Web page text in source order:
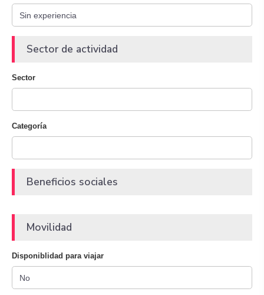
Sector de actividad
Sector
Categoría
Beneficios sociales
Movilidad
Disponiblidad para viajar